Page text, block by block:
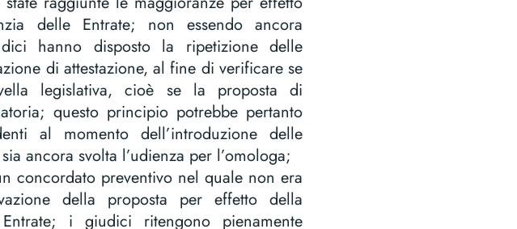
delle Entrate; non essendo ancora
hanno disposto la ripetizione delle
di attestazione, al fine di verificare se
legislativa, cioè se la proposta di
questo principio potrebbe pertanto
al momento dell’introduzione delle
ancora svolta l’udienza per l’omologa;
concordato preventivo nel quale non era
della proposta per effetto della
i giudici ritengono pienamente